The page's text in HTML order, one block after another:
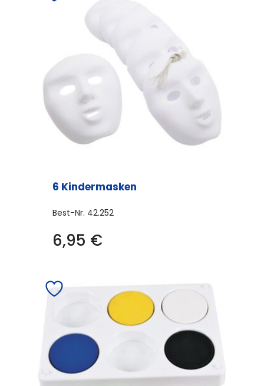
6 Kindermasken
Best-Nr. 42.252
6,95 €